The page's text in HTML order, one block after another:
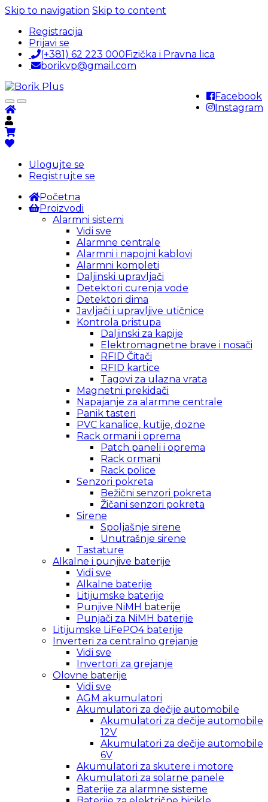
Skip to navigation Skip to content
Registracija
Prijavi se
(+381) 62 223 000Fizička i Pravna lica
borikvp@gmail.com
Facebook
Instagram
Ulogujte se
Registrujte se
Početna
Proizvodi
Alarmni sistemi
Vidi sve
Alarmne centrale
Alarmni i napojni kablovi
Alarmni kompleti
Daljinski upravljači
Detektori curenja vode
Detektori dima
Javljači i upravljive utičnice
Kontrola pristupa
Daljinski za kapije
Elektromagnetne brave i nosači
RFID Čitači
RFID kartice
Tagovi za ulazna vrata
Magnetni prekidači
Napajanje za alarmne centrale
Panik tasteri
PVC kanalice, kutije, dozne
Rack ormani i oprema
Patch paneli i oprema
Rack ormani
Rack police
Senzori pokreta
Bežični senzori pokreta
Žičani senzori pokreta
Sirene
Spoljašnje sirene
Unutrašnje sirene
Tastature
Alkalne i punjive baterije
Vidi sve
Alkalne baterije
Litijumske baterije
Punjive NiMH baterije
Punjači za NiMH baterije
Litijumske LiFePO4 baterije
Inverteri za centralno grejanje
Vidi sve
Invertori za grejanje
Olovne baterije
Vidi sve
AGM akumulatori
Akumulatori za dečije automobile
Akumulatori za dečije automobile
12V
Akumulatori za dečije automobile
6V
Akumulatori za skutere i motore
Akumulatori za solarne panele
Baterije za alarmne sisteme